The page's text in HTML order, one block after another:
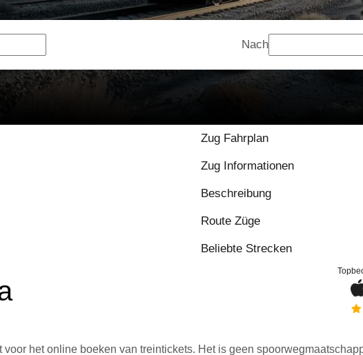
Nach
Zug Fahrplan
Zug Informationen
Beschreibung
Route Züge
Beliebte Strecken
het online boeken van treintickets. Het is geen